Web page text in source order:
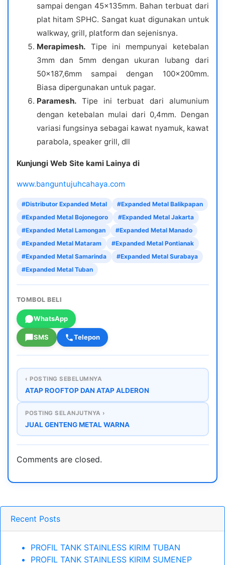
sampai dengan 45x135mm. Bahan terbuat dari
plat hitam SPHC. Sangat kuat digunakan untuk
walkway, grill, platform dan sejenisnya.
Merapimesh. Tipe ini mempunyai ketebalan
3mm dan 5mm dengan ukuran lubang dari
50×187,6mm sampai dengan 100x200mm.
Biasa dipergunakan untuk pagar.
Paramesh.Tipe ini terbuat dari alumunium
dengan ketebalan mulai dari 0,4mm. Dengan
variasi fungsinya sebagai kawat nyamuk, kawat
parabola, speaker grill, dll
Kunjungi Web Site kami Lainya di
www.banguntujuhcahaya.com
#Distributor Expanded Metal
#Expanded Metal Balikpapan
#Expanded Metal Bojonegoro
#Expanded Metal Jakarta
#Expanded Metal Lamongan
#Expanded Metal Manado
#Expanded Metal Mataram
#Expanded Metal Pontianak
#Expanded Metal Samarinda
#Expanded Metal Surabaya
#Expanded Metal Tuban
TOMBOL BELI
WhatsApp
SMS Telepon
‹ POSTING SEBELUMNYA
ATAP ROOFTOP DAN ATAP ALDERON
POSTING SELANJUTNYA ›
JUAL GENTENG METAL WARNA
Comments are closed.
Recent Posts
PROFIL TANK STAINLESS KIRIM TUBAN
PROFIL TANK STAINLESS KIRIM SUMENEP